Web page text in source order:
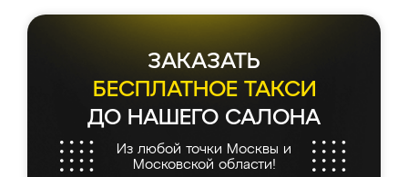
ЗАКАЗАТЬ
БЕСПЛАТНОЕ ТАКСИ
ДО НАШЕГО САЛОНА
Из любой точки Москвы и
Московской области!